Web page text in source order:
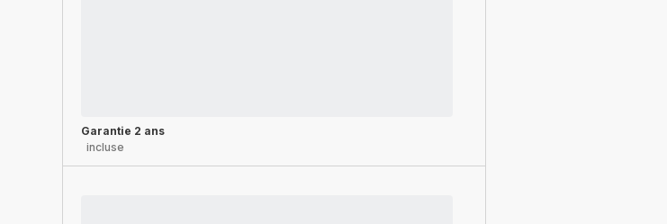
Garantie 2 ans
incluse